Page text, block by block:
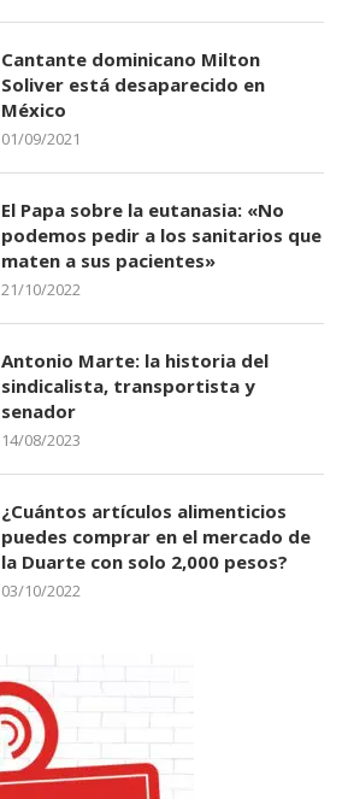
Cantante dominicano Milton
Soliver está desaparecido en
México
01/09/2021
El Papa sobre la eutanasia: «No
podemos pedir a los sanitarios que
maten a sus pacientes»
21/10/2022
Antonio Marte: la historia del
sindicalista, transportista y
senador
14/08/2023
¿Cuántos artículos alimenticios
puedes comprar en el mercado de
la Duarte con solo 2,000 pesos?
03/10/2022